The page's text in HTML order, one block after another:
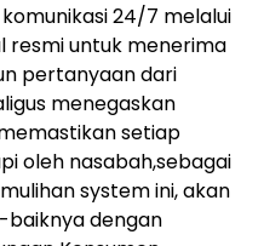
24/7 melalui
resmi untuk menerima
pertanyaan dari
menegaskan
setiap
oleh nasabah,sebagai
system ini, akan
baiknya dengan